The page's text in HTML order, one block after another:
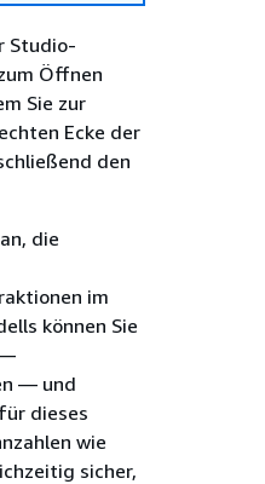
Studio-
Öffnen
Sie zur
Ecke der
den
die
im
können Sie
—
— und
dieses
wie
sicher,